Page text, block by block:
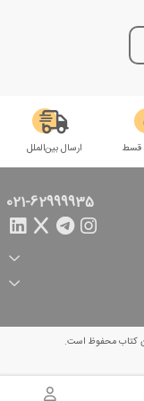
ارسال بین‌الملل
021-62999935
کتاب محفوظ است.